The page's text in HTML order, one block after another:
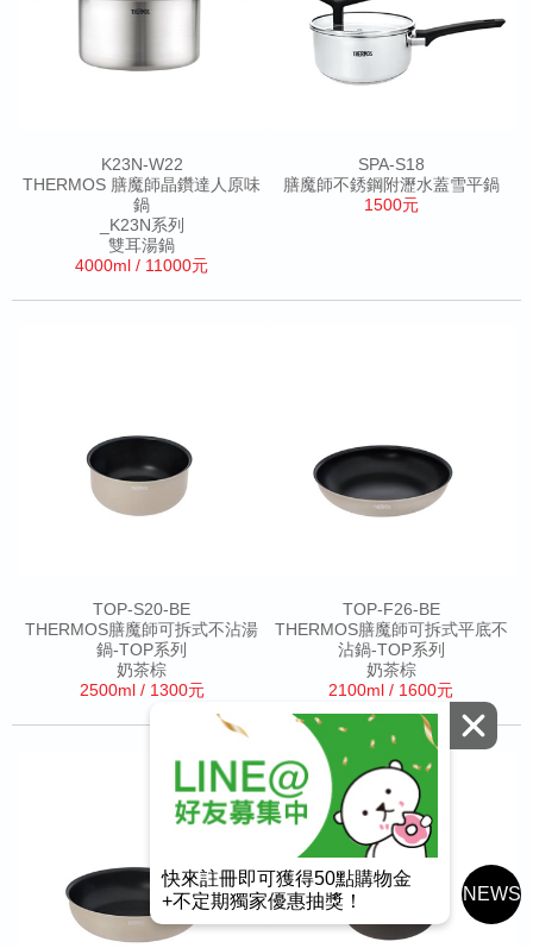
NEWS
快來註冊即可獲得50點購物金
+不定期獨家優惠抽獎！
K23N-W22
THERMOS 膳魔師晶鑽達人原味
鍋
_K23N系列
雙耳湯鍋
4000ml / 11000元
SPA-S18
膳魔師不銹鋼附瀝水蓋雪平鍋
1500元
TOP-S20-BE
THERMOS膳魔師可拆式不沾湯
鍋-TOP系列
奶茶棕
2500ml / 1300元
TOP-F26-BE
THERMOS膳魔師可拆式平底不
沾鍋-TOP系列
奶茶棕
2100ml / 1600元